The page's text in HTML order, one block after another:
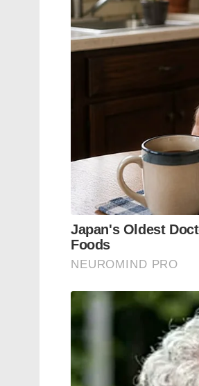
പോയാൽ എങ്ങനെ
ശരിയാണ് എല്ലാം
ജോലി ചെയ്തിട്ടും
ഉറങ്ങാൻ
ഉണ്ടെങ്കിൽ നിങ്ങൾ
പക്ഷെ ഭൂരിഭാഗവും
ആഴ്ചയിൽ ഒരിക്കൽ
വലിച്ചെറിഞ്ഞ്
ആരെങ്കിലും ഉണ്ടോ..?
ഞാൻ മുകളിൽ പറഞ്ഞ
ഇതൊക്കെ പ്രൊഫഷണൽ
പിന്നെ എന്തുകൊണ്ട്
നമ്മൾ എടുത്ത്
എന്റെ ഒരു സുഹൃത്ത്
എന്തെങ്കിലും ചെറിയ
വരെ ഇപ്പോഴുള്ള
പലർക്കും ഗംഭീര
കഴിയുമ്പോൾ
EMI അടയ്ക്കാൻ
നമുക്ക് ജോലിയുടെ